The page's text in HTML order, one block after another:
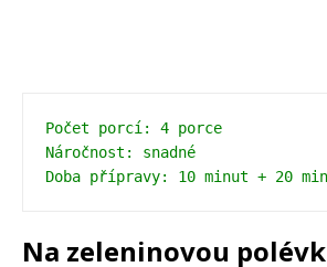
Počet porcí: 4 porce
Náročnost: snadné
Doba přípravy: 10 minut + 20
Na zeleninovou